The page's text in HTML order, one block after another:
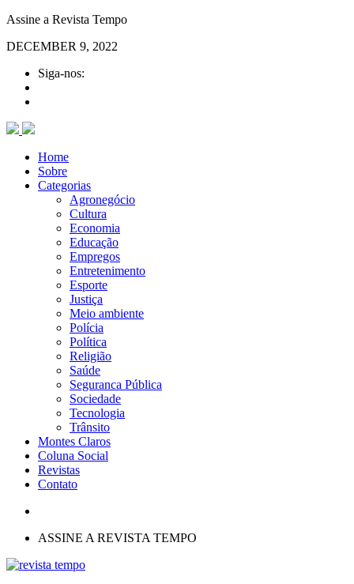
Assine a Revista Tempo
DECEMBER 9, 2022
Siga-nos:
Home
Sobre
Categorias
Agronegócio
Cultura
Economia
Educação
Empregos
Entretenimento
Esporte
Justiça
Meio ambiente
Polícia
Política
Religião
Saúde
Seguranca Pública
Sociedade
Tecnologia
Trânsito
Montes Claros
Coluna Social
Revistas
Contato
ASSINE A REVISTA TEMPO